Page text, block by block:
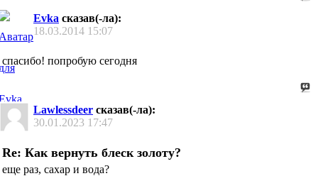
Evka сказав(-ла):
18.03.2014 15:07
спасибо! попробую сегодня
Lawlessdeer сказав(-ла):
30.01.2023 17:47
Re: Как вернуть блеск золоту?
еще раз, сахар и вода?